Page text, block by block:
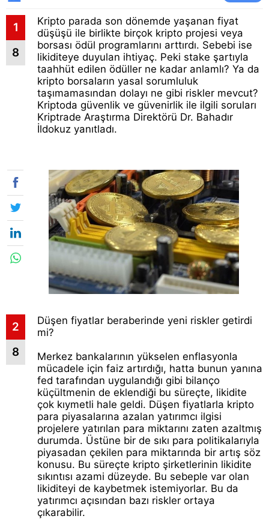
1
8
Kripto parada son dönemde yaşanan fiyat
düşüşü ile birlikte birçok kripto projesi veya
borsası ödül programlarını arttırdı. Sebebi ise
likiditeye duyulan ihtiyaç. Peki stake şartıyla
taahhüt edilen ödüller ne kadar anlamlı? Ya da
kripto borsaların yasal sorumluluk
taşımamasından dolayı ne gibi riskler mevcut?
Kriptoda güvenlik ve güvenirlik ile ilgili soruları
Kriptrade Araştırma Direktörü Dr. Bahadır
İldokuz yanıtladı.
2
8
Düşen fiyatlar beraberinde yeni riskler getirdi
mi?
Merkez bankalarının yükselen enflasyonla
mücadele için faiz artırdığı, hatta bunun yanına
fed tarafından uygulandığı gibi bilanço
küçültmenin de eklendiği bu süreçte, likidite
çok kıymetli hale geldi. Düşen fiyatlarla kripto
para piyasalarına azalan yatırımcı ilgisi
projelere yatırılan para miktarını zaten azaltmış
durumda. Üstüne bir de sıkı para politikalarıyla
piyasadan çekilen para miktarında bir artış söz
konusu. Bu süreçte kripto şirketlerinin likidite
sıkıntısı azami düzeyde. Bu sebeple var olan
likiditeyi de kaybetmek istemiyorlar. Bu da
yatırımcı açısından bazı riskler ortaya
çıkarabilir.